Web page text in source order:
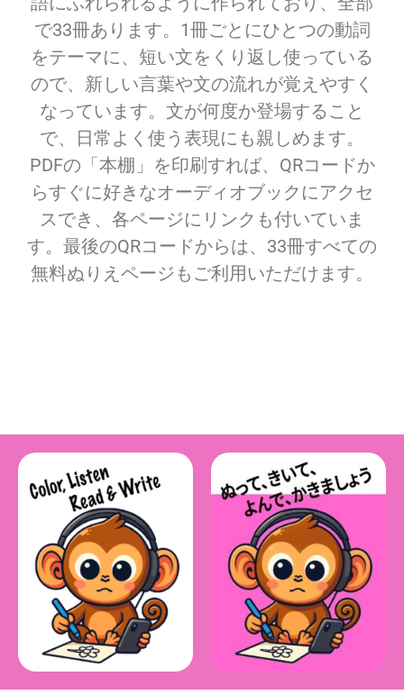
で33冊あります。1冊ごとにひとつの動詞
をテーマに、短い文をくり返し使っている
ので、新しい言葉や文の流れが覚えやすく
なっています。文が何度か登場すること
で、日常よく使う表現にも親しめます。
PDFの「本棚」を印刷すれば、QRコードか
らすぐに好きなオーディオブックにアクセ
スでき、各ページにリンクも付いていま
す。最後のQRコードからは、33冊すべての
無料ぬりえページもご利用いただけます。